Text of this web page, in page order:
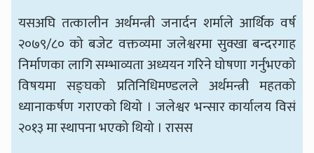
यसअघि तत्कालीन अर्थमन्त्री जनार्दन शर्माले आर्थिक वर्ष
२०७९/८० को बजेट वक्तव्यमा जलेश्वरमा सुक्खा बन्दरगाह
निर्माणका लागि सम्भाव्यता अध्ययन गरिने घोषणा गर्नुभएको
विषयमा सङ्घको प्रतिनिधिमण्डलले अर्थमन्त्री महतको
ध्यानाकर्षण गराएको थियो । जलेश्वर भन्सार कार्यालय विसं
२०१३ मा स्थापना भएको थियो । रासस